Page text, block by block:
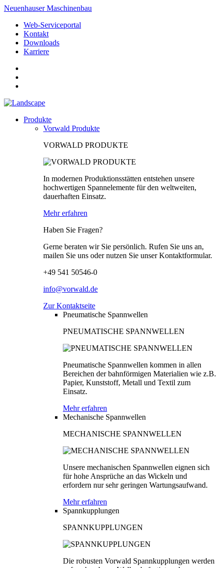
Neuenhauser Maschinenbau
Web-Serviceportal
Kontakt
Downloads
Karriere
Produkte
Vorwald Produkte
VORWALD PRODUKTE
In modernen Produktionsstätten entstehen unsere
hochwertigen Spannelemente für den weltweiten,
dauerhaften Einsatz.
Mehr erfahren
Haben Sie Fragen?
Gerne beraten wir Sie persönlich. Rufen Sie uns an,
mailen Sie uns oder nutzen Sie unser Kontaktformular.
+49 541 50546-0
info@vorwald.de
Zur Kontaktseite
Pneumatische Spannwellen
PNEUMATISCHE SPANNWELLEN
Pneumatische Spannwellen kommen in allen
Bereichen der bahnförmigen Materialien wie z.B.
Papier, Kunststoff, Metall und Textil zum
Einsatz.
Mehr erfahren
Mechanische Spannwellen
MECHANISCHE SPANNWELLEN
Unsere mechanischen Spannwellen eignen sich
für hohe Ansprüche an das Wickeln und
erfordern nur sehr geringen Wartungsaufwand.
Mehr erfahren
Spannkupplungen
SPANNKUPPLUNGEN
Die robusten Vorwald Spannkupplungen werden